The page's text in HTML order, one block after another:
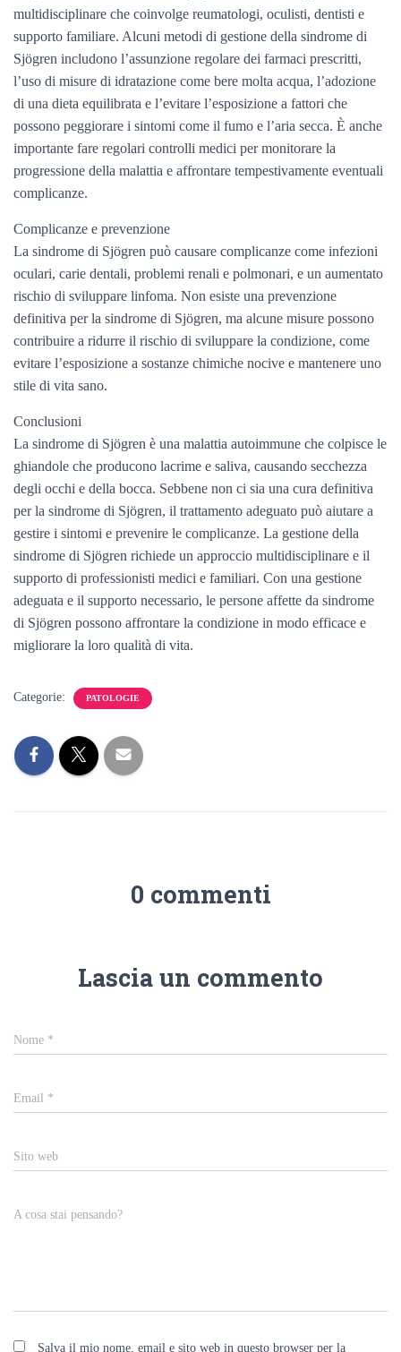
multidisciplinare che coinvolge reumatologi, oculisti, dentisti e
supporto familiare. Alcuni metodi di gestione della sindrome di
Sjögren includono l’assunzione regolare dei farmaci prescritti,
l’uso di misure di idratazione come bere molta acqua, l’adozione
di una dieta equilibrata e l’evitare l’esposizione a fattori che
possono peggiorare i sintomi come il fumo e l’aria secca. È anche
importante fare regolari controlli medici per monitorare la
progressione della malattia e affrontare tempestivamente eventuali
complicanze.
Complicanze e prevenzione
La sindrome di Sjögren può causare complicanze come infezioni
oculari, carie dentali, problemi renali e polmonari, e un aumentato
rischio di sviluppare linfoma. Non esiste una prevenzione
definitiva per la sindrome di Sjögren, ma alcune misure possono
contribuire a ridurre il rischio di sviluppare la condizione, come
evitare l’esposizione a sostanze chimiche nocive e mantenere uno
stile di vita sano.
Conclusioni
La sindrome di Sjögren è una malattia autoimmune che colpisce le
ghiandole che producono lacrime e saliva, causando secchezza
degli occhi e della bocca. Sebbene non ci sia una cura definitiva
per la sindrome di Sjögren, il trattamento adeguato può aiutare a
gestire i sintomi e prevenire le complicanze. La gestione della
sindrome di Sjögren richiede un approccio multidisciplinare e il
supporto di professionisti medici e familiari. Con una gestione
adeguata e il supporto necessario, le persone affette da sindrome
di Sjögren possono affrontare la condizione in modo efficace e
migliorare la loro qualità di vita.
Categorie: PATOLOGIE
0 commenti
Lascia un commento
Nome *
Email *
Sito web
A cosa stai pensando?
Salva il mio nome, email e sito web in questo browser per la